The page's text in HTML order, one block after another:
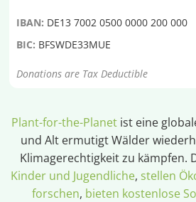
IBAN: DE13 7002 0500 0000 200 000
BIC: BFSWDE33MUE
Donations are Tax Deductible
Plant-for-the-Planet ist eine
und Alt ermutigt Wälder
Klimagerechtigkeit zu kämpfen.
Kinder und Jugendliche, stellen
forschen, bieten kostenlose